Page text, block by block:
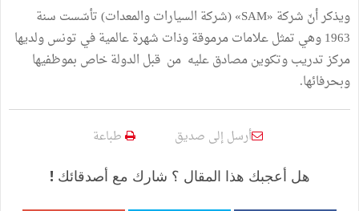
ويذكر أنّ شركة «SAM» (شركة السيارات والمعدات) تأسّست سنة
1963 وهي تمثل علامات مرموقة وذات شهرة عالمية في تونس ولديها
مركز تدريب وتكوين مصادق عليه من قبل الدولة خاص بموظفيها
وبحرفائها.
أرسل إلى صديق طباعة
هل أعجبك هذا المقال ؟ شارك مع أصدقائك !